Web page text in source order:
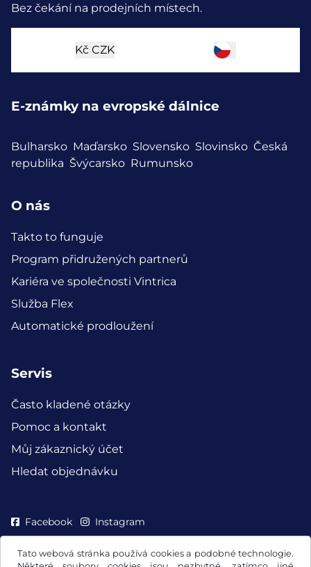
Tato webová stránka používá cookies a podobné technologie.
Bez čekání na prodejních místech.
Kč CZK
E-známky na evropské dálnice
Bulharsko Maďarsko Slovensko Slovinsko Česká
republika Švýcarsko Rumunsko
O nás
Takto to funguje
Program přidružených partnerů
Kariéra ve společnosti Vintrica
Služba Flex
Automatické prodloužení
Servis
Často kladené otázky
Pomoc a kontakt
Můj zákaznický účet
Hledat objednávku
Facebook Instagram